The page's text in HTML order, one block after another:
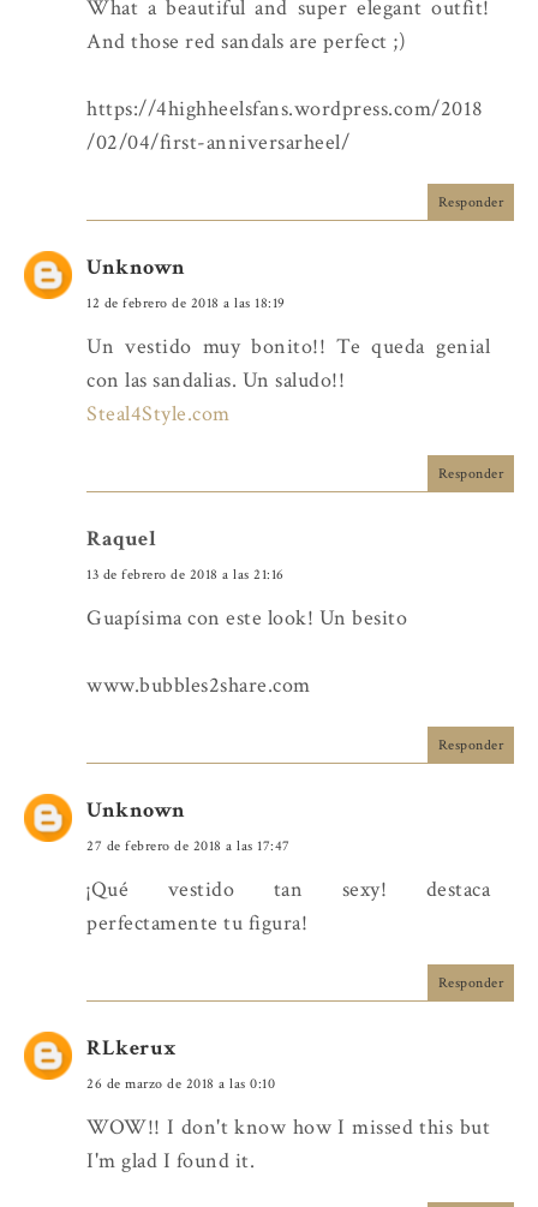
What a beautiful and super elegant outfit!
And those red sandals are perfect ;)
https://4highheelsfans.wordpress.com/2018
/02/04/first-anniversarheel/
Responder
Unknown
12 de febrero de 2018 a las 18:19
Un vestido muy bonito!! Te queda genial
con las sandalias. Un saludo!!
Steal4Style.com
Responder
Raquel
13 de febrero de 2018 a las 21:16
Guapísima con este look! Un besito
www.bubbles2share.com
Responder
Unknown
27 de febrero de 2018 a las 17:47
¡Qué vestido tan sexy! destaca
perfectamente tu figura!
Responder
RLkerux
26 de marzo de 2018 a las 0:10
WOW!! I don't know how I missed this but
I'm glad I found it.